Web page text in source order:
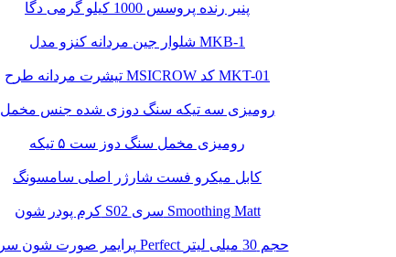
پنیر رنده پروسس 1000 کیلو گرمی دگا
شلوار جین مردانه کنزو مدل MKB-1
تیشرت مردانه طرح MSICROW کد MKT-01
رومیزی سه تیکه سنگ دوزی شده جنس مخمل
رومیزی مخمل سنگ دوز ست ۵ تیکه
کابل میکرو فست شارژر اصلی سامسونگ
کرم پودر شون S02 سری Smoothing Matt
پرایمر صورت شون سری Perfect حجم 30 میلی لیتر